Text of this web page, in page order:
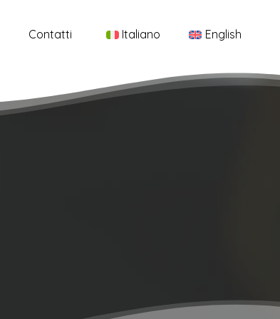
Contatti Italiano English